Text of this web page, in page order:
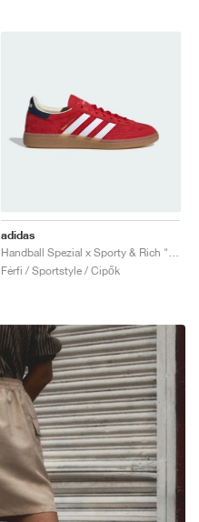
adidas
Férfi / Sportstyle / Cipők